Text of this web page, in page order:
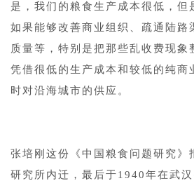
是，我们的粮食生产成本很低，但
如果能够改善商业组织、疏通陆路
质量等，特别是把那些乱收费现象
凭借很低的生产成本和较低的纯商
时对沿海城市的供应。
张培刚这份《中国粮食问题研究》
研究所内迁，最后于1940年在武汉